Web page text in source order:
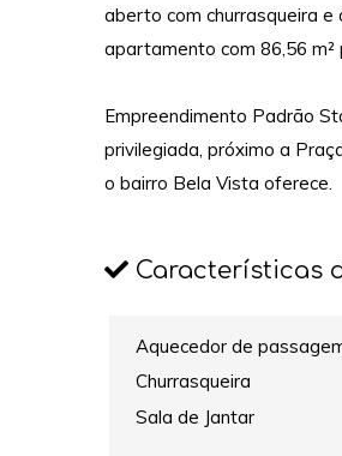
aberto com churrasqueira
apartamento com 86,56
Empreendimento Padrão
privilegiada, próximo a
o bairro Bela Vista oferece.
Características
Aquecedor de
Churrasqueira
Sala de Jantar